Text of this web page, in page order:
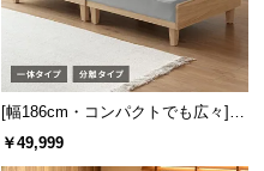
[幅186cm・コンパクトでも広々] 3
人掛けソファベッド リクライニン
￥49,999